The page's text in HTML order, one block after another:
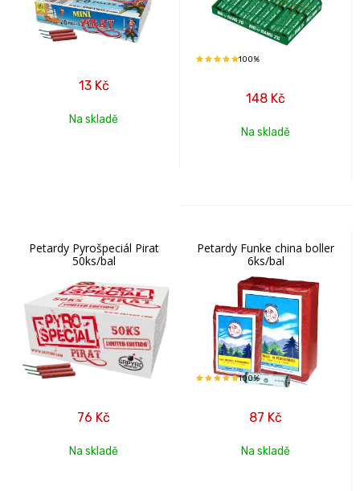
13 Kč
Na skladě
100%
148 Kč
Na skladě
Petardy Pyrošpeciál Pirat
50ks/bal
76 Kč
Na skladě
Petardy Funke china boller
6ks/bal
100%
87 Kč
Na skladě